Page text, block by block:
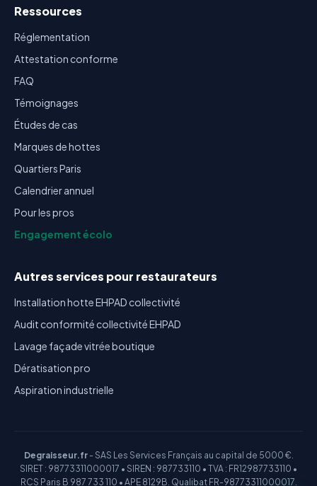
Ressources
Réglementation
Attestation conforme
FAQ
Témoignages
Études de cas
Marques de hottes
Quartiers Paris
Calendrier annuel
Pour les pros
Engagement écolo
Autres services pour restaurateurs
Installation hotte EHPAD collectivité
Audit conformité collectivité EHPAD
Lavage façade vitrée boutique
Dératisation pro
Aspiration industrielle
Degraisseur.fr- SAS Les Services Français au capital de 5000 €.
SIRET : 98773311000017 • SIREN : 987733110 • TVA : FR12987733110 •
RCS Paris B 987 733 110 • APE 8129B. Qualibat FR-98773311000017.